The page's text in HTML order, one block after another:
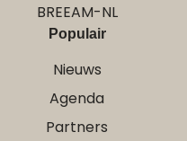
BREEAM-NL
Populair
Nieuws
Agenda
Partners